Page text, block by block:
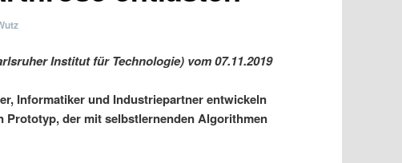
Institut für Technologie) vom 07.11.2019
Informatiker und Industriepartner entwickeln
Prototyp, der mit selbstlernenden Algorithmen